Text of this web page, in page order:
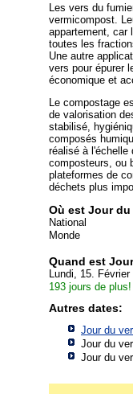
Les vers du
vermicompost.
appartement, car
toutes les
Une autre
vers pour épurer
économique et
Le compostage
de valorisation
stabilisé,
composés
réalisé à l'échelle
composteurs, ou
plateformes de
déchets plus
Où est Jour du
National
Monde
Quand est
Lundi, 15.
193 jours de plus!
Autres dates:
Jour du
Jour du
Jour du